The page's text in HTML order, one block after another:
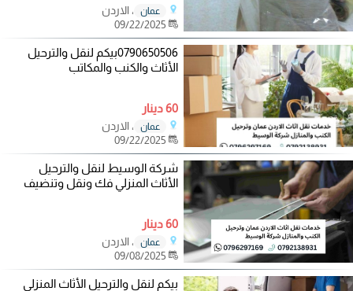
عمان
، الاردن
0790650506بيكم لنقل والترحيل
الأثاث والكنب والمكاتب
60 دينار
عمان
، الاردن
شركة الوسيط لنقل والترحيل
الأثاث المنزلي فك ونقل وتنضيف
60 دينار
عمان
، الاردن
بيكم لنقل والترحيل الأثاث المنزلي